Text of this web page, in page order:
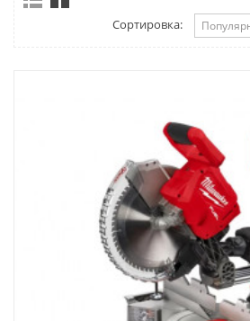
Сортировка: